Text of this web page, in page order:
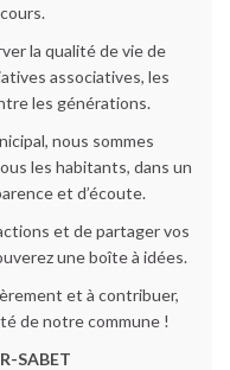
la qualité de vie de
associatives, les
les générations.
nous sommes
les habitants, dans un
et d’écoute.
et de partager vos
une boîte à idées.
et à contribuer,
de notre commune !
SABET